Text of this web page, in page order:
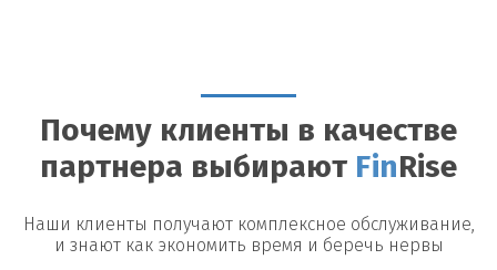
Почему клиенты в качестве
партнера выбирают Fin Rise
Наши клиенты получают комплексное обслуживание,
и знают как экономить время и беречь нервы